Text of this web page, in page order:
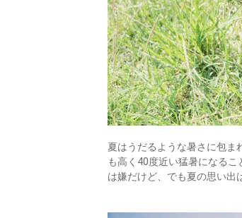
夏はうだるような暑さに包ま
も高く40度近い猛暑になる
は嫌だけど、でも夏の思い出